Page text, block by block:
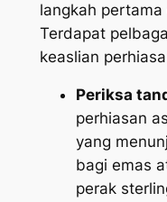
langkah
Terdapat
keaslian
Periksa
perhiasan
yang
bagi emas
perak